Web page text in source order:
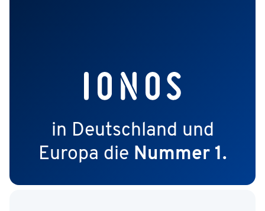
in Deutschland und
Europa die Nummer 1.